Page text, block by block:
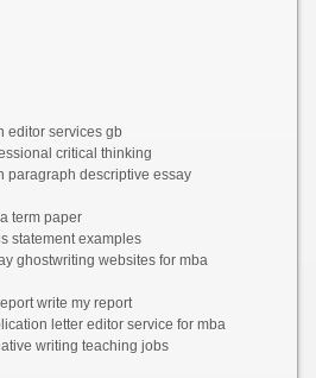
editor services gb
critical thinking
paragraph descriptive essay
term paper
statement examples
ghostwriting websites for mba
write my report
letter editor service for mba
writing teaching jobs